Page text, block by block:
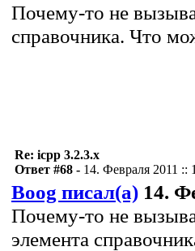
Почему-то не
справочника. Что
Re: icpp 3.2.3.x
Ответ #68 - 14. Февраля 2011 ::
Boog писал(а) 14.
Почему-то не
элемента